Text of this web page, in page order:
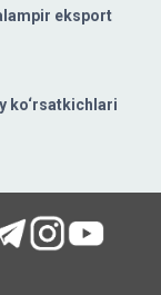
eksport
ko‘rsatkichlari